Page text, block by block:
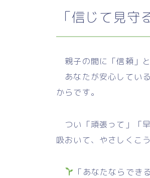
「信じて見
親子の間に「信頼」
あなたが安心してい
からです。
つい「頑張って」「
吸おいて、やさしくこ
「あなたならでき